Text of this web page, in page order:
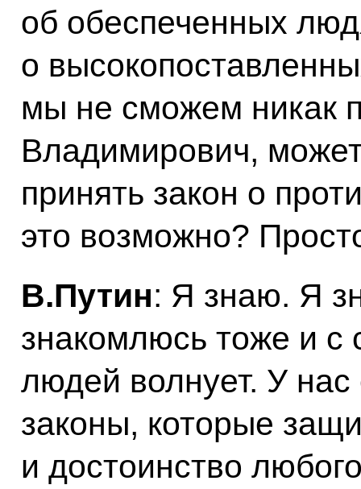
об обеспеченных
о
мы не сможем никак
Владимирович,
принять закон о
это возможно?
В.Путин: Я знаю. Я
знакомлюсь тоже и с
людей волнует. У
законы, которые
и достоинство